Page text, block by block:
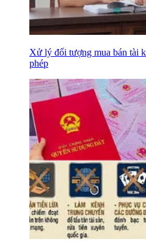
Xử lý đối tượng mua bán tài
phép